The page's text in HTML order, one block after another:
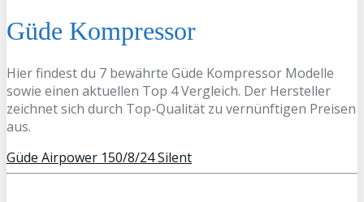
Güde Kompressor
Hier findest du 7 bewährte Güde Kompressor Modelle
sowie einen aktuellen Top 4 Vergleich. Der Hersteller
zeichnet sich durch Top-Qualität zu vernünftigen Preisen
aus.
Güde Airpower 150/8/24 Silent